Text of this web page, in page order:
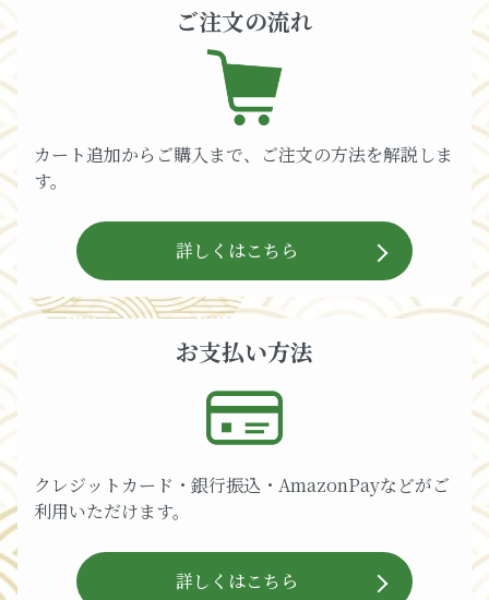
ご注文の流れ
カート追加からご購入まで、ご注文の方法を解説しま
す。
詳しくはこちら
お支払い方法
クレジットカード・銀行振込・AmazonPayなどがご
利用いただけます。
詳しくはこちら